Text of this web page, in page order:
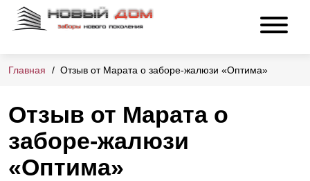
Главная Отзыв от Марата о заборе-жалюзи «Оптима»
Отзыв от Марата о
заборе-жалюзи
«Оптима»